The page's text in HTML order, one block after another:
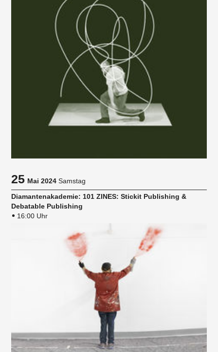
25Mai 2024 Samstag
Diamantenakademie: 101 ZINES: Stickit Publishing &
Debatable Publishing
16:00 Uhr